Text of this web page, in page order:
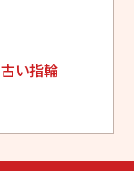
古い指輪